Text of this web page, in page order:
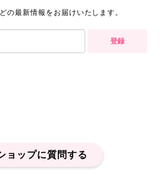
の最新情報をお届けいたします。
登録
ョップに質問する